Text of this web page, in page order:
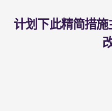
计划下此精简措